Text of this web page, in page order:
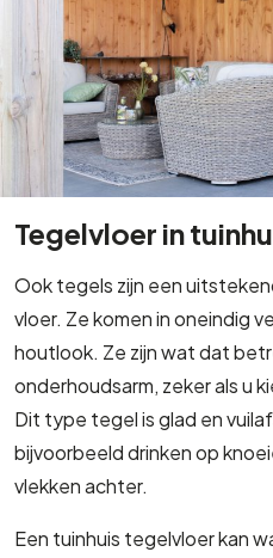
Tegelvloer in
Ook tegels zijn een
vloer. Ze komen in oneindig
houtlook. Ze zijn wat dat
onderhoudsarm, zeker als u
Dit type tegel is glad en
bijvoorbeeld drinken op
vlekken achter.
Een tuinhuis tegelvloer kan